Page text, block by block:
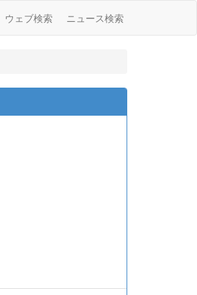
ウェブ検索 ニュース検索